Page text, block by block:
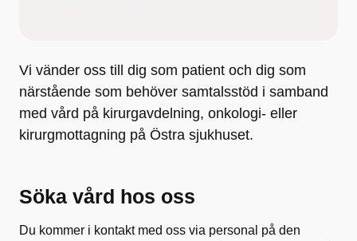
Vi vänder oss till dig som patient och dig som
närstående som behöver samtalsstöd i samband
med vård på kirurgavdelning, onkologi- eller
kirurgmottagning på Östra sjukhuset.
Söka vård hos oss
Du kommer i kontakt med oss via personal på den